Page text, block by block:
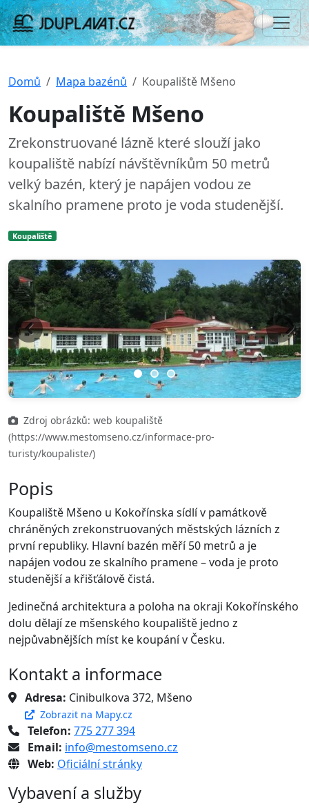
Domů Mapa bazénů Koupaliště Mšeno
Koupaliště Mšeno
Zrekonstruované lázně které slouží jako
koupaliště nabízí návštěvníkům 50 metrů
velký bazén, který je napájen vodou ze
skalního pramene proto je voda studenější.
Koupaliště
Previous Next
Zdroj obrázků: web koupaliště
(https://www.mestomseno.cz/informace-pro-
turisty/koupaliste/)
Popis
Koupaliště Mšeno u Kokořínska sídlí v památkově
chráněných zrekonstruovaných městských lázních z
první republiky. Hlavní bazén měří 50 metrů a je
napájen vodou ze skalního pramene – voda je proto
studenější a křišťálově čistá.
Jedinečná architektura a poloha na okraji Kokořínského
dolu dělají ze mšenského koupaliště jedno z
nejpůvabnějších míst ke koupání v Česku.
Kontakt a informace
Adresa: Cinibulkova 372, Mšeno
Zobrazit na Mapy.cz
Telefon: 775 277 394
Email: info@mestomseno.cz
Web: Oficiální stránky
Vybavení a služby